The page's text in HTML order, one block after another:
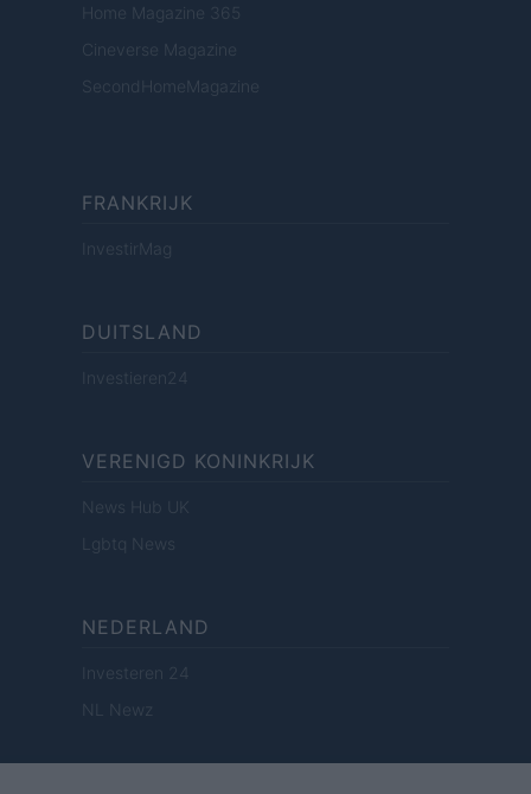
Home Magazine 365
Cineverse Magazine
SecondHomeMagazine
FRANKRIJK
InvestirMag
DUITSLAND
Investieren24
VERENIGD KONINKRIJK
News Hub UK
Lgbtq News
NEDERLAND
Investeren 24
NL Newz